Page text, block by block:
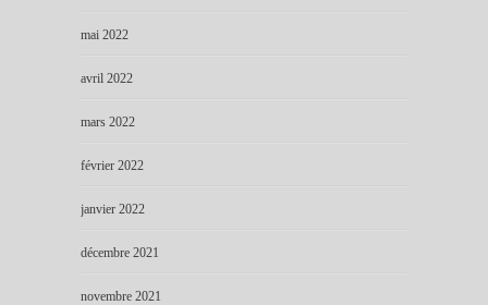
mai 2022
avril 2022
mars 2022
février 2022
janvier 2022
décembre 2021
novembre 2021